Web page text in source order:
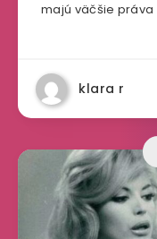
majú väčšie
klara r